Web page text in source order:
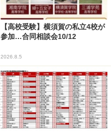
【高校受験】横須賀の私立4校が
参加…合同相談会10/12
2026.8.5